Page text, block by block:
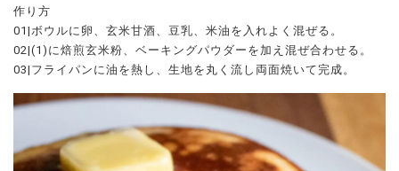
作り方
01|ボウルに卵、玄米甘酒、豆乳、米油を入れよく混ぜる。
02|(1)に焙煎玄米粉、ベーキングパウダーを加え混ぜ合わせる。
03|フライパンに油を熱し、生地を丸く流し両面焼いて完成。